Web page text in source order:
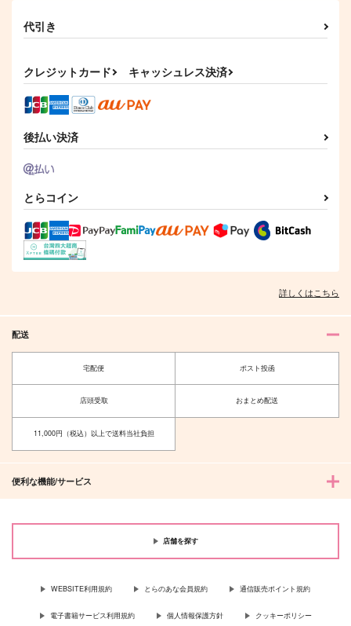
代引き
クレジットカード キャッシュレス決済
後払い決済
とらコイン
詳しくはこちら
配送
宅配便 ポスト投函
店頭受取 おまとめ配送
11,000円（税込）以上で送料当社負担
便利な機能/サービス
店舗を探す
WEBSITE利用規約 とらのあな会員規約 通信販売ポイント規約
電子書籍サービス利用規約 個人情報保護方針 クッキーポリシー